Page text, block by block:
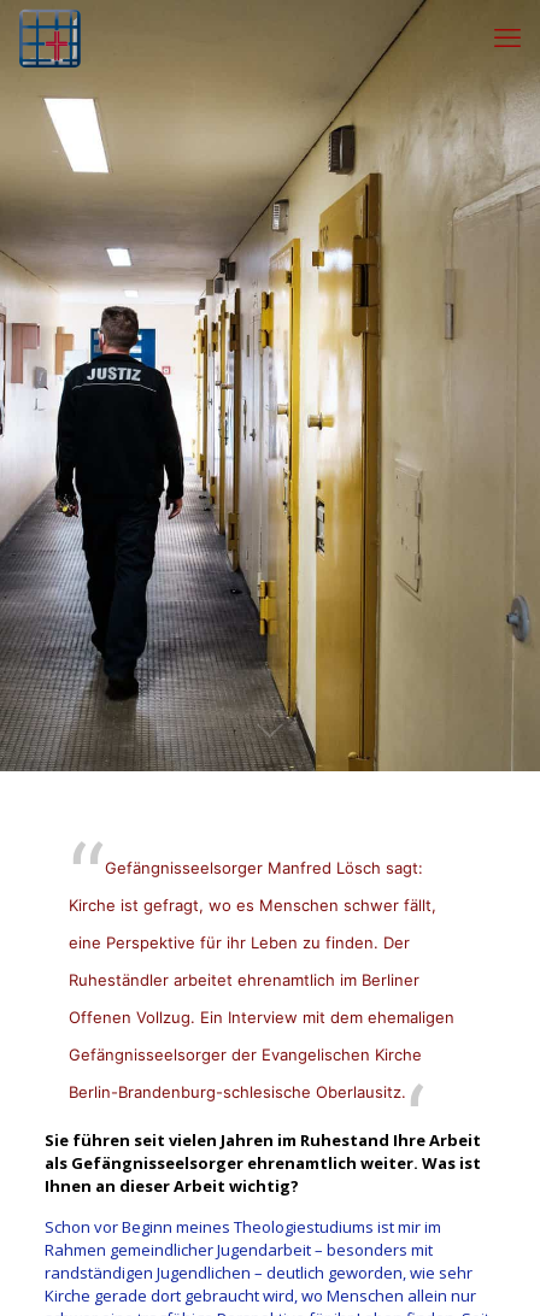
Gefängnisseelsorger Manfred Lösch sagt:
Kirche ist gefragt, wo es Menschen schwer fällt,
eine Perspektive für ihr Leben zu finden. Der
Ruheständler arbeitet ehrenamtlich im Berliner
Offenen Vollzug. Ein Interview mit dem ehemaligen
Gefängnisseelsorger der Evangelischen Kirche
Berlin-Brandenburg-schlesische Oberlausitz.
Sie führen seit vielen Jahren im Ruhestand Ihre Arbeit
als Gefängnisseelsorger ehrenamtlich weiter. Was ist
Ihnen an dieser Arbeit wichtig?
Schon vor Beginn meines Theologiestudiums ist mir im
Rahmen gemeindlicher Jugendarbeit – ­besonders mit
randständigen ­Jugendlichen – deutlich geworden, wie sehr
Kirche gerade dort gebraucht wird, wo Menschen allein nur